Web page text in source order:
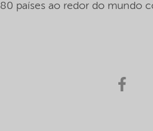
80 países ao redor do mundo